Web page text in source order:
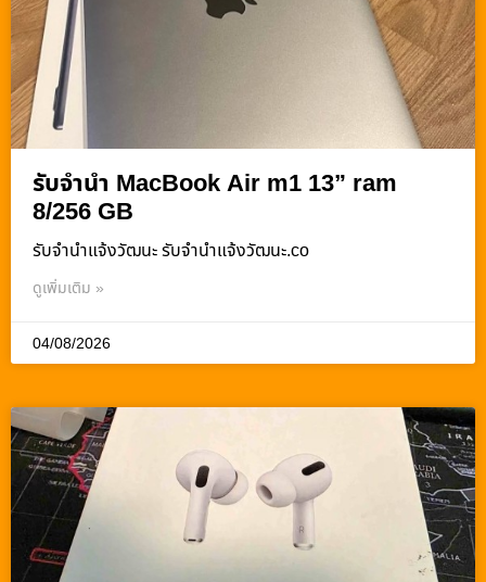
รับจำนำ MacBook Air m1 13” ram
8/256 GB
รับจํานําแจ้งวัฒนะ รับจํานําแจ้งวัฒนะ.co
ดูเพิ่มเติม »
04/08/2026